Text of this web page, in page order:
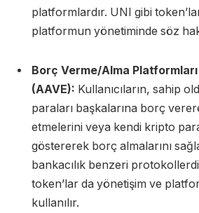
platformlardır. UNI gibi
platformun yönetiminde söz
Borç Verme/Alma
(AAVE): Kullanıcıların, sahip
paraları başkalarına borç
etmelerini veya kendi kripto
göstererek borç almalarını
bankacılık benzeri
token’lar da yönetişim ve
kullanılır.